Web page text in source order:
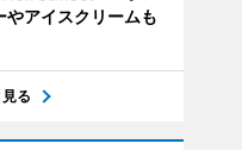
やアイスクリームも
る